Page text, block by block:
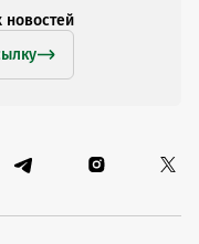
новостей